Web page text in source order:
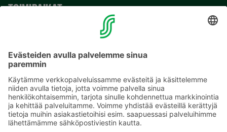
TOIMIPAIKAT
Sähköpostiosoitteet S-ryhmässä ovat muotoa
etunimi.sukunimi@sok.fi